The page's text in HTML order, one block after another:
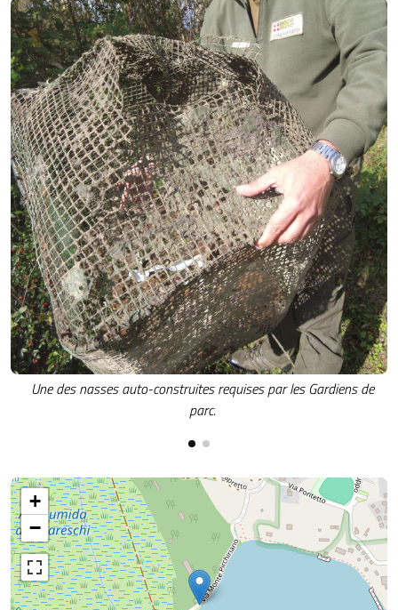
Une des nasses auto-construites requises par les Gardiens de
parc.
+
−